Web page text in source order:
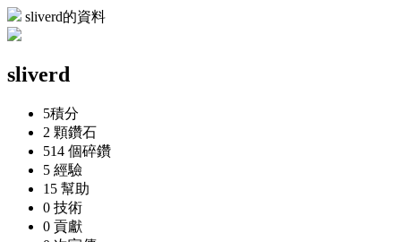
sliverd的資料
sliverd
5積分
2 顆鑽石
514 個碎鑽
5 經驗
15 幫助
0 技術
0 貢獻